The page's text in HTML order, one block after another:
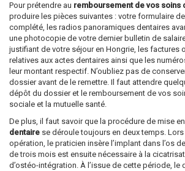
Pour prétendre au remboursement de vos soins
produire les pièces suivantes : votre formulaire
complété, les radios panoramiques dentaires
une photocopie de votre dernier bulletin de
justifiant de votre séjour en Hongrie, les factures
relatives aux actes dentaires ainsi que les
leur montant respectif. N’oubliez pas de
dossier avant de le remettre. Il faut attendre
dépôt du dossier et le remboursement de vos
sociale et la mutuelle santé.
De plus, il faut savoir que la procédure de mise en
dentaire se déroule toujours en deux temps. Lors
opération, le praticien insère l’implant dans l’os
de trois mois est ensuite nécessaire à la
d’ostéo-intégration. À l’issue de cette période, le